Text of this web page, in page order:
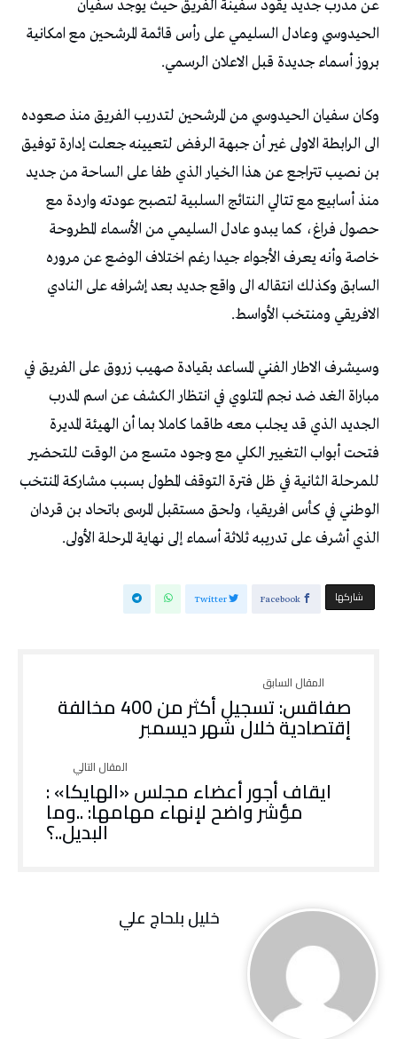
عن مدرب جديد يقود سفينة الفريق حيث يوجد سفيان
الحيدوسي وعادل السليمي على رأس قائمة المرشحين مع امكانية
بروز أسماء جديدة قبل الاعلان الرسمي.
وكان سفيان الحيدوسي من المرشحين لتدريب الفريق منذ صعوده
الى الرابطة الاولى غير أن جبهة الرفض لتعيينه جعلت إدارة توفيق
بن نصيب تتراجع عن هذا الخيار الذي طفا على الساحة من جديد
منذ أسابيع مع تتالي النتائج السلبية لتصبح عودته واردة مع
حصول فراغ، كما يبدو عادل السليمي من الأسماء المطروحة
خاصة وأنه يعرف الأجواء جيدا رغم اختلاف الوضع عن مروره
السابق وكذلك انتقاله الى واقع جديد بعد إشرافه على النادي
الافريقي ومنتخب الأواسط.
وسيشرف الاطار الفني المساعد بقيادة صهيب زروق على الفريق في
مباراة الغد ضد نجم المتلوي في انتظار الكشف عن اسم المدرب
الجديد الذي قد يجلب معه طاقما كاملا بما أن الهيئة المديرة
فتحت أبواب التغيير الكلي مع وجود متسع من الوقت للتحضير
للمرحلة الثانية في ظل فترة التوقف المطول بسبب مشاركة المنتخب
الوطني في كأس افريقيا، ولحق مستقبل المرسى باتحاد بن قردان
الذي أشرف على تدريبه ثلاثة أسماء إلى نهاية المرحلة الأولى.
‫‫ شاركها‬ Facebook
Twitter
صفاقس: تسجيل أكثر من 400 مخالفة
إقتصادية خلال شهر ديسمبر
ايقاف أجور أعضاء مجلس «الهايكا» :
مؤشر واضح لإنهاء مهامها: ..وما
البديل..؟
خليل‭ ‬بلحاج‭ ‬علي